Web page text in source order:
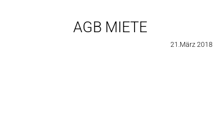
AGB MIETE
21.März 2018